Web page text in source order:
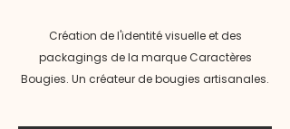
Création de l'identité visuelle et des
packagings de la marque Caractères
Bougies. Un créateur de bougies artisanales.